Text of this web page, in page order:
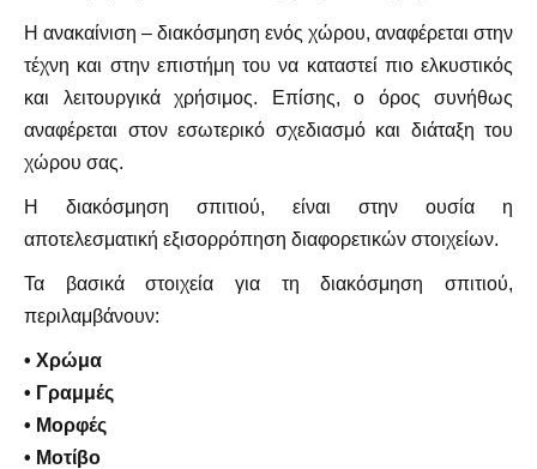
Η ανακαίνιση – διακόσμηση ενός χώρου, αναφέρεται στην
τέχνη και στην επιστήμη του να καταστεί πιο ελκυστικός
και λειτουργικά χρήσιμος. Επίσης, ο όρος συνήθως
αναφέρεται στον εσωτερικό σχεδιασμό και διάταξη του
χώρου σας.
Η διακόσμηση σπιτιού, είναι στην ουσία η
αποτελεσματική εξισορρόπηση διαφορετικών στοιχείων.
Τα βασικά στοιχεία για τη διακόσμηση σπιτιού,
περιλαμβάνουν:
• Χρώμα
• Γραμμές
• Μορφές
• Μοτίβο